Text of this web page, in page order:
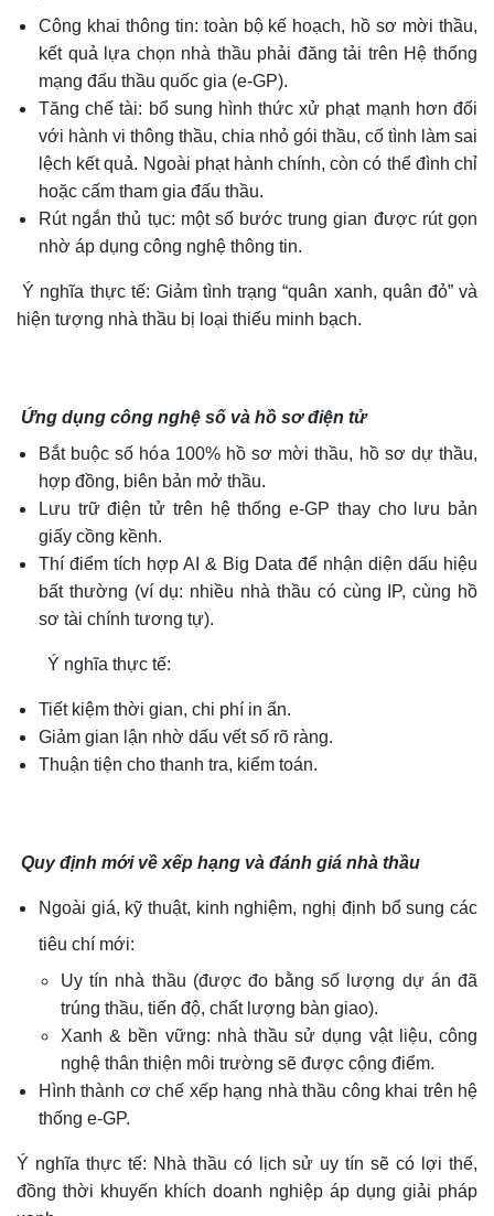
Công khai thông tin: toàn bộ kế hoạch, hồ sơ mời thầu,
kết quả lựa chọn nhà thầu phải đăng tải trên Hệ thống
mạng đấu thầu quốc gia (e-GP).
Tăng chế tài: bổ sung hình thức xử phạt mạnh hơn đối
với hành vi thông thầu, chia nhỏ gói thầu, cố tình làm sai
lệch kết quả. Ngoài phạt hành chính, còn có thể đình chỉ
hoặc cấm tham gia đấu thầu.
Rút ngắn thủ tục: một số bước trung gian được rút gọn
nhờ áp dụng công nghệ thông tin.
Ý nghĩa thực tế: Giảm tình trạng “quân xanh, quân đỏ” và
hiện tượng nhà thầu bị loại thiếu minh bạch.
Ứng dụng công nghệ số và hồ sơ điện tử
Bắt buộc số hóa 100% hồ sơ mời thầu, hồ sơ dự thầu,
hợp đồng, biên bản mở thầu.
Lưu trữ điện tử trên hệ thống e-GP thay cho lưu bản
giấy cồng kềnh.
Thí điểm tích hợp AI & Big Data để nhận diện dấu hiệu
bất thường (ví dụ: nhiều nhà thầu có cùng IP, cùng hồ
sơ tài chính tương tự).
Ý nghĩa thực tế:
Tiết kiệm thời gian, chi phí in ấn.
Giảm gian lận nhờ dấu vết số rõ ràng.
Thuận tiện cho thanh tra, kiểm toán.
Quy định mới về xếp hạng và đánh giá nhà thầu
Ngoài giá, kỹ thuật, kinh nghiệm, nghị định bổ sung các
tiêu chí mới:
Uy tín nhà thầu (được đo bằng số lượng dự án đã
trúng thầu, tiến độ, chất lượng bàn giao).
Xanh & bền vững: nhà thầu sử dụng vật liệu, công
nghệ thân thiện môi trường sẽ được cộng điểm.
Hình thành cơ chế xếp hạng nhà thầu công khai trên hệ
thống e-GP.
Ý nghĩa thực tế: Nhà thầu có lịch sử uy tín sẽ có lợi thế,
đồng thời khuyến khích doanh nghiệp áp dụng giải pháp